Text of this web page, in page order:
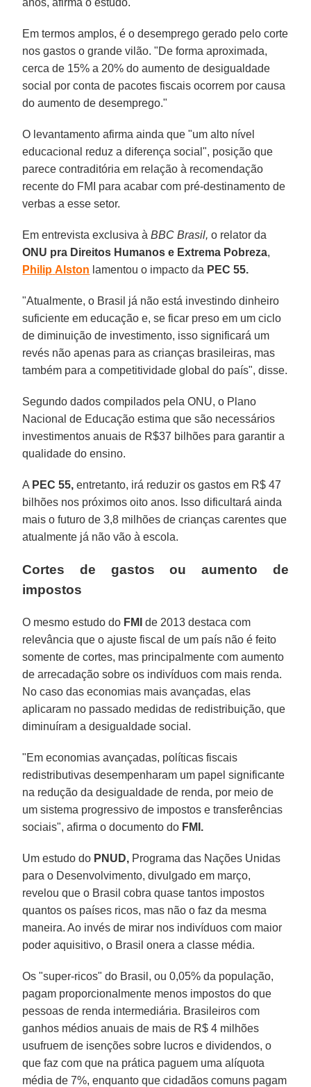
Em termos amplos, é o desemprego gerado pelo corte
nos gastos o grande vilão. "De forma aproximada,
cerca de 15% a 20% do aumento de desigualdade
social por conta de pacotes fiscais ocorrem por causa
do aumento de desemprego."
O levantamento afirma ainda que "um alto nível
educacional reduz a diferença social", posição que
parece contraditória em relação à recomendação
recente do FMI para acabar com pré-destinamento de
verbas a esse setor.
Em entrevista exclusiva àBBC Brasil, o relator da
ONU pra Direitos Humanos e Extrema Pobreza,
Philip Alston lamentou o impacto da PEC 55.
"Atualmente, o Brasil já não está investindo dinheiro
suficiente em educação e, se ficar preso em um ciclo
de diminuição de investimento, isso significará um
revés não apenas para as crianças brasileiras, mas
também para a competitividade global do país", disse.
Segundo dados compilados pela ONU, o Plano
Nacional de Educação estima que são necessários
investimentos anuais de R$37 bilhões para garantir a
qualidade do ensino.
A PEC 55, entretanto, irá reduzir os gastos em R$ 47
bilhões nos próximos oito anos. Isso dificultará ainda
mais o futuro de 3,8 milhões de crianças carentes que
atualmente já não vão à escola.
Cortes de gastos ou aumento de
impostos
O mesmo estudo do FMI de 2013 destaca com
relevância que o ajuste fiscal de um país não é feito
somente de cortes, mas principalmente com aumento
de arrecadação sobre os indivíduos com mais renda.
No caso das economias mais avançadas, elas
aplicaram no passado medidas de redistribuição, que
diminuíram a desigualdade social.
"Em economias avançadas, políticas fiscais
redistributivas desempenharam um papel significante
na redução da desigualdade de renda, por meio de
um sistema progressivo de impostos e transferências
sociais", afirma o documento do FMI.
Um estudo do PNUD, Programa das Nações Unidas
para o Desenvolvimento, divulgado em março,
revelou que o Brasil cobra quase tantos impostos
quantos os países ricos, mas não o faz da mesma
maneira. Ao invés de mirar nos indivíduos com maior
poder aquisitivo, o Brasil onera a classe média.
Os "super-ricos" do Brasil, ou 0,05% da população,
pagam proporcionalmente menos impostos do que
pessoas de renda intermediária. Brasileiros com
ganhos médios anuais de mais de R$ 4 milhões
usufruem de isenções sobre lucros e dividendos, o
que faz com que na prática paguem uma alíquota
média de 7%, enquanto que cidadãos comuns pagam